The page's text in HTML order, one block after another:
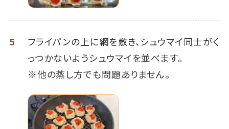
5
フライパンの上に網を敷き、シュウマイ同士がく
っつかないようシュウマイを並べます。
※他の蒸し方でも問題ありません。